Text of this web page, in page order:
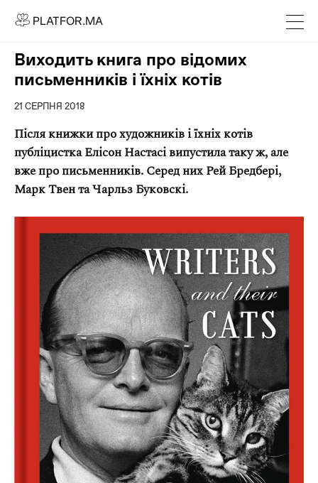
PLATFOR.MA
PLATFOR.MA
Контакти
Редакційна політика
Співпраця
АГЕНЦІЯ
МАГАЗИН
Каталог
Оплата та доставка
Повернення та обмін
Публічна оферта
Про магазин
КРЕЗЮМЕ
Про сервіс
Виходить книга про відомих
письменників і їхніх котів
21 СЕРПНЯ 2018
Після книжки про художників і їхніх котів
публіцистка Елісон Настасі випустила таку ж, але
вже про письменників. Серед них Рей Бредбері,
Марк Твен та Чарльз Буковскі.